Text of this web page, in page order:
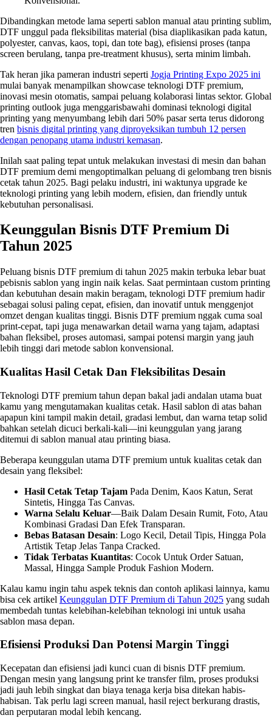
Dibandingkan metode lama seperti sablon manual atau printing sublim,
DTF unggul pada fleksibilitas material (bisa diaplikasikan pada katun,
polyester, canvas, kaos, topi, dan tote bag), efisiensi proses (tanpa
screen berulang, tanpa pre-treatment khusus), serta minim limbah.
Tak heran jika pameran industri seperti Jogja Printing Expo 2025 ini
mulai banyak menampilkan showcase teknologi DTF premium,
inovasi mesin otomatis, sampai peluang kolaborasi lintas sektor. Global
printing outlook juga menggarisbawahi dominasi teknologi digital
printing yang menyumbang lebih dari 50% pasar serta terus didorong
tren bisnis digital printing yang diproyeksikan tumbuh 12 persen
dengan penopang utama industri kemasan.
Inilah saat paling tepat untuk melakukan investasi di mesin dan bahan
DTF premium demi mengoptimalkan peluang di gelombang tren bisnis
cetak tahun 2025. Bagi pelaku industri, ini waktunya upgrade ke
teknologi printing yang lebih modern, efisien, dan friendly untuk
kebutuhan personalisasi.
Keunggulan Bisnis DTF Premium Di
Tahun 2025
Peluang bisnis DTF premium di tahun 2025 makin terbuka lebar buat
pebisnis sablon yang ingin naik kelas. Saat permintaan custom printing
dan kebutuhan desain makin beragam, teknologi DTF premium hadir
sebagai solusi paling cepat, efisien, dan inovatif untuk menggenjot
omzet dengan kualitas tinggi. Bisnis DTF premium nggak cuma soal
print-cepat, tapi juga menawarkan detail warna yang tajam, adaptasi
bahan fleksibel, proses automasi, sampai potensi margin yang jauh
lebih tinggi dari metode sablon konvensional.
Kualitas Hasil Cetak Dan Fleksibilitas Desain
Teknologi DTF premium tahun depan bakal jadi andalan utama buat
kamu yang mengutamakan kualitas cetak. Hasil sablon di atas bahan
apapun kini tampil makin detail, gradasi lembut, dan warna tetap solid
bahkan setelah dicuci berkali-kali—ini keunggulan yang jarang
ditemui di sablon manual atau printing biasa.
Beberapa keunggulan utama DTF premium untuk kualitas cetak dan
desain yang fleksibel:
Hasil Cetak Tetap Tajam Pada Denim, Kaos Katun, Serat
Sintetis, Hingga Tas Canvas.
Warna Selalu Keluar—baik Dalam Desain Rumit, Foto, Atau
Kombinasi Gradasi Dan Efek Transparan.
Bebas Batasan Desain: Logo Kecil, Detail Tipis, Hingga Pola
Artistik Tetap Jelas Tanpa Cracked.
Tidak Terbatas Kuantitas: Cocok Untuk Order Satuan,
Massal, Hingga Sample Produk Fashion Modern.
Kalau kamu ingin tahu aspek teknis dan contoh aplikasi lainnya, kamu
bisa cek artikel Keunggulan DTF Premium di Tahun 2025 yang sudah
membedah tuntas kelebihan-kelebihan teknologi ini untuk usaha
sablon masa depan.
Efisiensi Produksi Dan Potensi Margin Tinggi
Kecepatan dan efisiensi jadi kunci cuan di bisnis DTF premium.
Dengan mesin yang langsung print ke transfer film, proses produksi
jadi jauh lebih singkat dan biaya tenaga kerja bisa ditekan habis-
habisan. Tak perlu lagi screen manual, hasil reject berkurang drastis,
dan perputaran modal lebih kencang.